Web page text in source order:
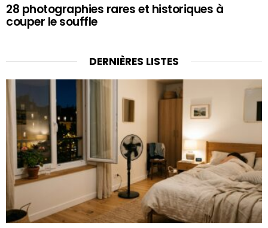
28 photographies rares et historiques à
couper le souffle
DERNIÈRES LISTES